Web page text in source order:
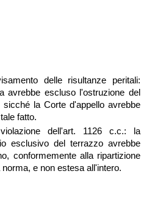
delle risultanze peritali:
avrebbe escluso l'ostruzione del
la Corte d'appello avrebbe
fatto.
dell'art. 1126 c.c.: la
esclusivo del terrazzo avrebbe
conformemente alla ripartizione
e non estesa all'intero.